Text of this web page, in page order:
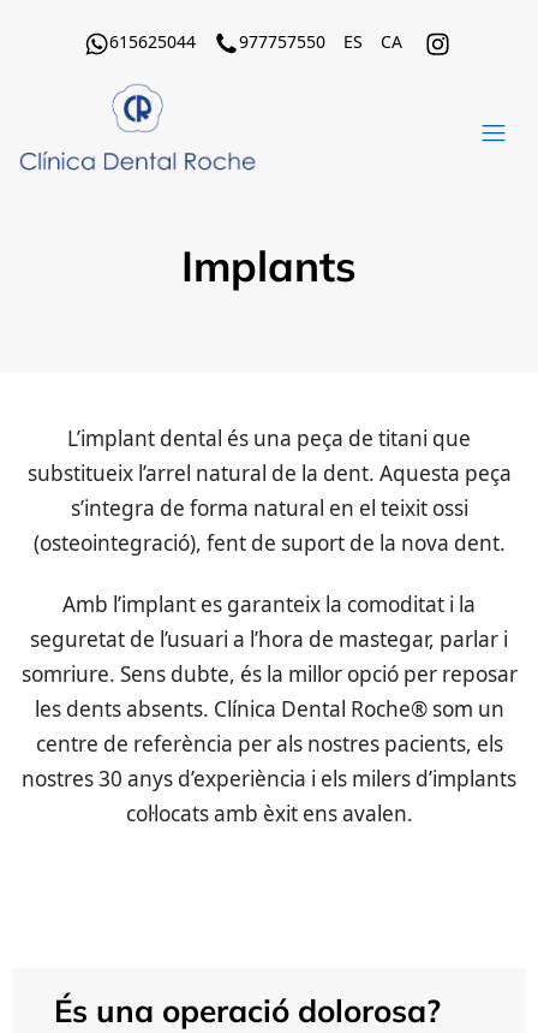
615625044 977757550 ES CA
Implants
L’implant dental és una peça de titani que
substitueix l’arrel natural de la dent. Aquesta peça
s’integra de forma natural en el teixit ossi
(osteointegració), fent de suport de la nova dent.
Amb l’implant es garanteix la comoditat i la
seguretat de l’usuari a l’hora de mastegar, parlar i
somriure. Sens dubte, és la millor opció per reposar
les dents absents. Clínica Dental Roche® som un
centre de referència per als nostres pacients, els
nostres 30 anys d’experiència i els milers d’implants
col·locats amb èxit ens avalen.
És una operació dolorosa?